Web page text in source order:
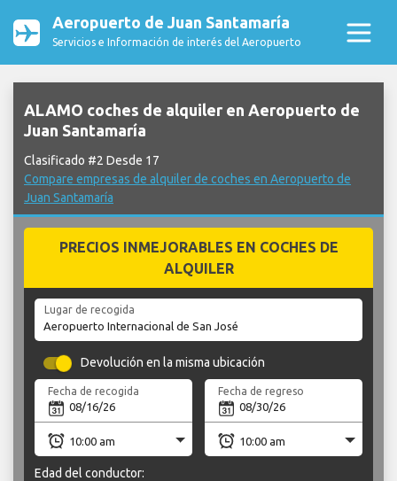
Aeropuerto de Juan Santamaría
Servicios e Información de interés del Aeropuerto
ALAMO coches de alquiler en Aeropuerto de
Juan Santamaría
Clasificado #2 Desde 17
Compare empresas de alquiler de coches en Aeropuerto de
Juan Santamaría
PRECIOS INMEJORABLES EN COCHES DE
ALQUILER
Lugar de recogida
Devolución en la misma ubicación
Fecha de recogida Fecha de regreso
Edad del conductor: